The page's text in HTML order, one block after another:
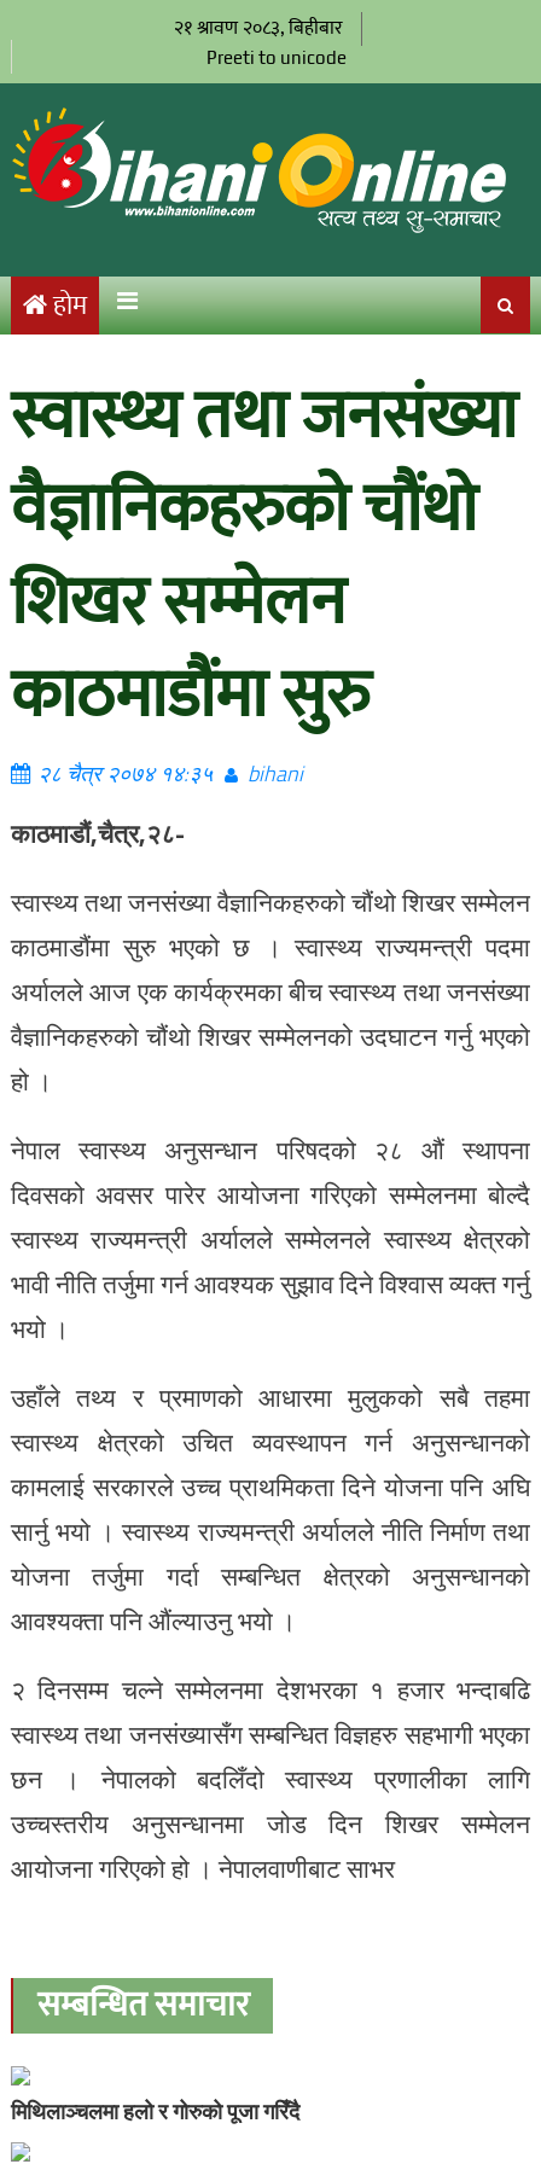
२१ श्रावण २०८३, बिहीबार
Preeti to unicode
होम
स्वास्थ्य तथा जनसंख्या
वैज्ञानिकहरुको चौंथो
शिखर सम्मेलन
काठमाडौंमा सुरु
२८ चैत्र २०७४ १४:३५ bihani
काठमाडौं,चैत्र,२८-
स्वास्थ्य तथा जनसंख्या वैज्ञानिकहरुको चौंथो शिखर सम्मेलन
काठमाडौंमा सुरु भएको छ । स्वास्थ्य राज्यमन्त्री पदमा
अर्यालले आज एक कार्यक्रमका बीच स्वास्थ्य तथा जनसंख्या
वैज्ञानिकहरुको चौंथो शिखर सम्मेलनको उदघाटन गर्नु भएको
हो ।
नेपाल स्वास्थ्य अनुसन्धान परिषदको २८ औं स्थापना
दिवसको अवसर पारेर आयोजना गरिएको सम्मेलनमा बोल्दै
स्वास्थ्य राज्यमन्त्री अर्यालले सम्मेलनले स्वास्थ्य क्षेत्रको
भावी नीति तर्जुमा गर्न आवश्यक सुझाव दिने विश्वास व्यक्त गर्नु
भयो ।
उहाँले तथ्य र प्रमाणको आधारमा मुलुकको सबै तहमा
स्वास्थ्य क्षेत्रको उचित व्यवस्थापन गर्न अनुसन्धानको
कामलाई सरकारले उच्च प्राथमिकता दिने योजना पनि अघि
सार्नु भयो । स्वास्थ्य राज्यमन्त्री अर्यालले नीति निर्माण तथा
योजना तर्जुमा गर्दा सम्बन्धित क्षेत्रको अनुसन्धानको
आवश्यक्ता पनि औंल्याउनु भयो ।
२ दिनसम्म चल्ने सम्मेलनमा देशभरका १ हजार भन्दाबढि
स्वास्थ्य तथा जनसंख्यासँग सम्बन्धित विज्ञहरु सहभागी भएका
छन । नेपालको बदलिँदो स्वास्थ्य प्रणालीका लागि
उच्चस्तरीय अनुसन्धानमा जोड दिन शिखर सम्मेलन
आयोजना गरिएको हो । नेपालवाणीबाट साभर
सम्बन्धित समाचार
मिथिलाञ्चलमा हलो र गोरुको पूजा गरिँदै